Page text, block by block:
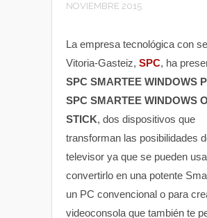
NOVIEMBRE 2015
La empresa tecnológica con
Vitoria-Gasteiz, SPC, ha
SPC SMARTEE WINDOWS
SPC SMARTEE WINDOWS
STICK, dos dispositivos que
transforman las posibilidades
televisor ya que se pueden
convertirlo en una potente
un PC convencional o para
videoconsola que también te